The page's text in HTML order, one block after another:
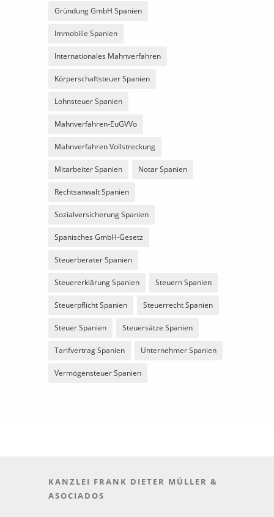
Gründung GmbH Spanien
Immobilie Spanien
Internationales Mahnverfahren
Körperschaftsteuer Spanien
Lohnsteuer Spanien
Mahnverfahren-EuGVVo
Mahnverfahren Vollstreckung
Mitarbeiter Spanien Notar Spanien
Rechtsanwalt Spanien
Sozialversicherung Spanien
Spanisches GmbH-Gesetz
Steuerberater Spanien
Steuererklärung Spanien Steuern Spanien
Steuerpflicht Spanien Steuerrecht Spanien
Steuer Spanien Steuersätze Spanien
Tarifvertrag Spanien Unternehmer Spanien
Vermögensteuer Spanien
KANZLEI FRANK DIETER MÜLLER &
ASOCIADOS